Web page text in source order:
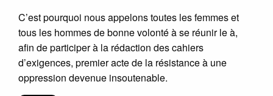
C’est pourquoi nous appelons toutes les femmes et
tous les hommes de bonne volonté à se réunir le à,
afin de participer à la rédaction des cahiers
d’exigences, premier acte de la résistance à une
oppression devenue insoutenable.